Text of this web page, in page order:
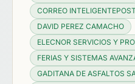
CORREO
DAVID PEREZ CAMACHO
ELECNOR SERVICIOS Y
FERIAS Y SISTEMAS
GADITANA DE ASFALTOS